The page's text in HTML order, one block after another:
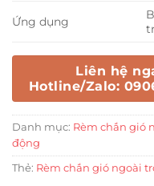
Ứng dụng
Liên hệ
Hotline/Zalo:
Danh mục: Rèm chắn gió
động
Thẻ: Rèm chắn gió ngoài